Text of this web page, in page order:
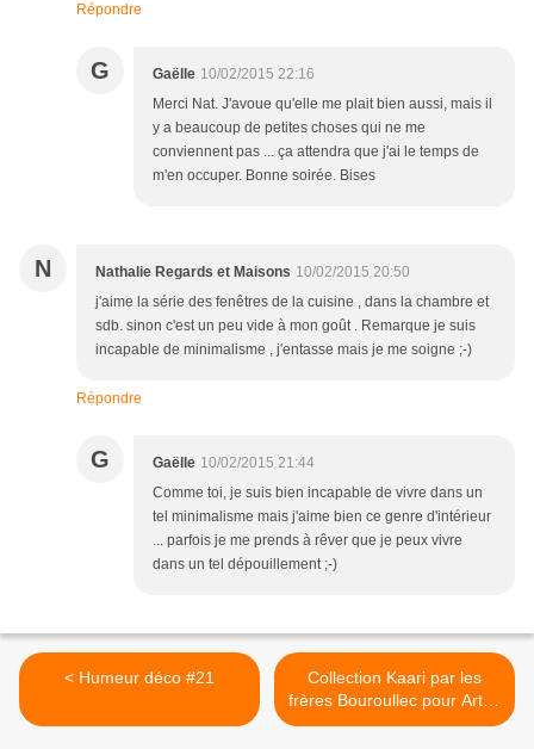
Répondre
G Gaëlle 10/02/2015 22:16
Merci Nat. J'avoue qu'elle me plait bien aussi, mais il
y a beaucoup de petites choses qui ne me
conviennent pas ... ça attendra que j'ai le temps de
m'en occuper. Bonne soirée. Bises
N Nathalie Regards et Maisons 10/02/2015 20:50
j'aime la série des fenêtres de la cuisine , dans la chambre et
sdb. sinon c'est un peu vide à mon goût . Remarque je suis
incapable de minimalisme , j'entasse mais je me soigne ;-)
Répondre
G Gaëlle 10/02/2015 21:44
Comme toi, je suis bien incapable de vivre dans un
tel minimalisme mais j'aime bien ce genre d'intérieur
... parfois je me prends à rêver que je peux vivre
dans un tel dépouillement ;-)
< Humeur déco #21
Collection Kaari par les
frères Bouroullec pour Artek
>